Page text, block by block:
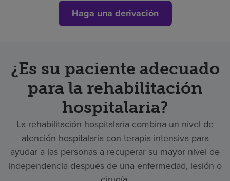
Haga una derivación
¿Es su paciente adecuado
para la rehabilitación
hospitalaria?
La rehabilitación hospitalaria combina un nivel de
atención hospitalaria con terapia intensiva para
ayudar a las personas a recuperar su mayor nivel de
independencia después de una enfermedad, lesión o